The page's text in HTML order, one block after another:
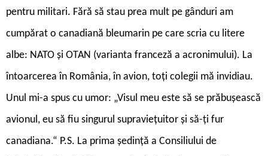
pentru militari. Fără să stau prea mult pe gânduri am
cumpărat o canadiană bleumarin pe care scria cu litere
albe: NATO și OTAN (varianta franceză a acronimului). La
întoarcerea în România, în avion, toți colegii mă invidiau.
Unul mi-a spus cu umor: „Visul meu este să se prăbușească
avionul, eu să fiu singurul supraviețuitor și să-ți fur
canadiana.“ P.S. La prima ședință a Consiliului de